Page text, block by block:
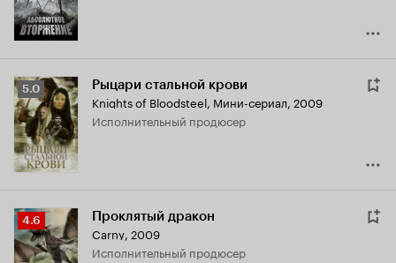
Рейтинг
Кинопоиска
5.0
5.0 Рыцари стальной крови
Knights of Bloodsteel, Мини-сериал, 2009
исполнительный продюсер
Рейтинг
Кинопоиска
4.6
4.6 Проклятый дракон
Carny, 2009
исполнительный продюсер